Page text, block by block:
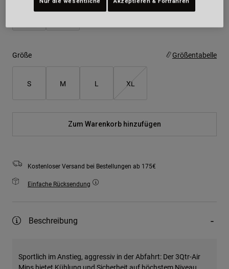
Größe Größentabelle
S M L XL
Zum Warenkorb hinzufügen
Kostenloser Versand bei Bestellungen ab 175€
Einfache Rücksendung
Beschreibung
Sportlich im Anstieg, aggressiv in der Abfahrt: Der 3Qtr-Air